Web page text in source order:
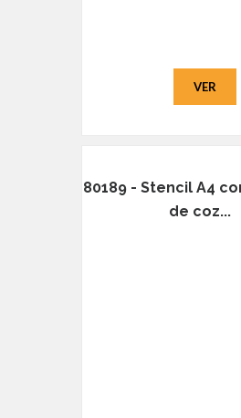
VER
80189 - Stencil A4
de coz...